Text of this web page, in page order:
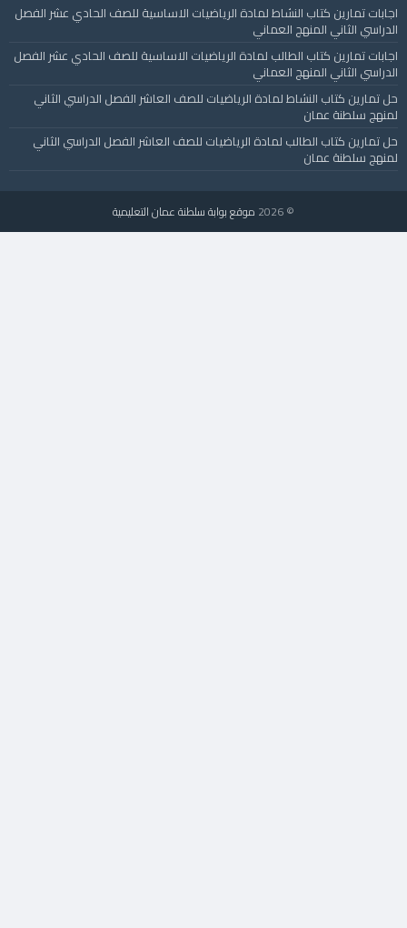
اجابات تمارين كتاب النشاط لمادة الرياضيات الاساسية للصف الحادي عشر الفصل
الدراسي الثاني المنهج العماني
اجابات تمارين كتاب الطالب لمادة الرياضيات الاساسية للصف الحادي عشر الفصل
الدراسي الثاني المنهج العماني
حل تمارين كتاب النشاط لمادة الرياضيات للصف العاشر الفصل الدراسي الثاني
لمنهج سلطنة عمان
حل تمارين كتاب الطالب لمادة الرياضيات للصف العاشر الفصل الدراسي الثاني
لمنهج سلطنة عمان
© 2026 موقع بوابة سلطنة عمان التعليمية